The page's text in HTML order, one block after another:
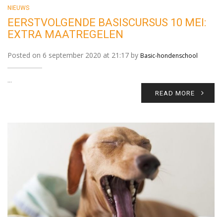
NIEUWS
EERSTVOLGENDE BASISCURSUS 10 MEI:
EXTRA MAATREGELEN
Posted on 6 september 2020 at 21:17 by Basic-hondenschool
...
READ MORE